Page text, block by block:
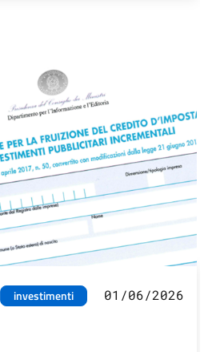
investimenti
01/06/2026